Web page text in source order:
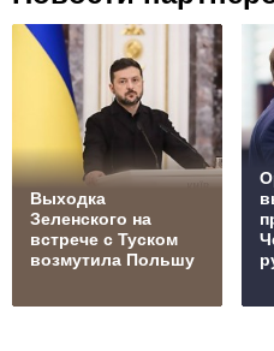
Выходка
Зеленского на
встрече с Туском
возмутила Польшу